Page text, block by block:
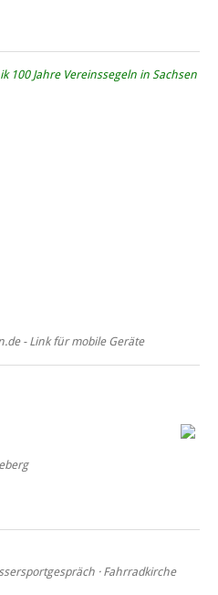
· Fahrradkirche